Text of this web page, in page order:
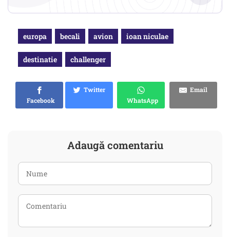
europa becali avion ioan niculae
destinatie challenger
Facebook
Twitter
WhatsApp
Email
Adaugă comentariu